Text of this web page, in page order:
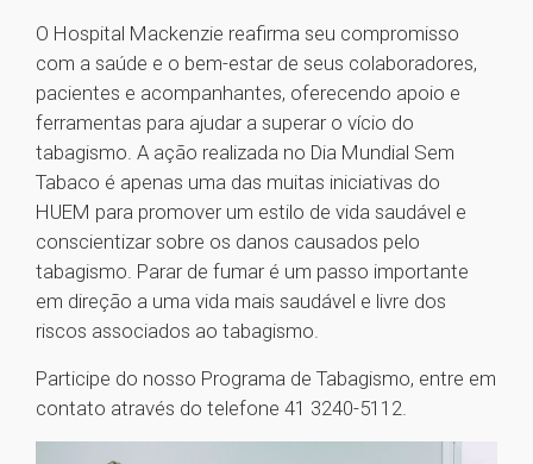
O Hospital Mackenzie reafirma seu compromisso
com a saúde e o bem-estar de seus colaboradores,
pacientes e acompanhantes, oferecendo apoio e
ferramentas para ajudar a superar o vício do
tabagismo. A ação realizada no Dia Mundial Sem
Tabaco é apenas uma das muitas iniciativas do
HUEM para promover um estilo de vida saudável e
conscientizar sobre os danos causados pelo
tabagismo. Parar de fumar é um passo importante
em direção a uma vida mais saudável e livre dos
riscos associados ao tabagismo.
Participe do nosso Programa de Tabagismo, entre em
contato através do telefone 41 3240-5112.